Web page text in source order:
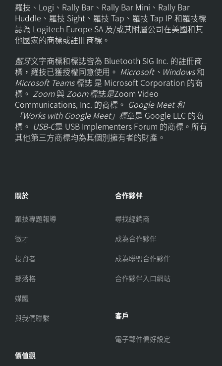
羅技、Logi、Rally Bar、Rally Bar Mini、Rally Bar
Huddle、羅技 Sight、羅技 Tap、羅技 Tap IP 和羅技標
誌為 Logitech Europe SA 及/或其附屬公司在美國和其
他國家的商標或註冊商標。
藍牙文字商標和標誌皆為 Bluetooth SIG Inc. 的註冊商
標，羅技已獲授權同意使用。 Microsoft、Windows和
Microsoft Teams標誌 是 Microsoft Corporation 的商
標。 Zoom與 Zoom標誌是Zoom Video
Communications, Inc. 的商標。 Google Meet 和
「Works with Google Meet」標章是 Google LLC 的商
標。 USB-C是 USB Implementers Forum 的商標。所有
其他第三方商標均為其個別擁有者的財產。
關於
羅技專題報導
徵才
投資者
部落格
媒體
與我們聯繫
價值觀
合作夥伴
尋找經銷商
成為合作夥伴
成為聯盟合作夥伴
合作夥伴入口網站
客戶
電子郵件偏好設定